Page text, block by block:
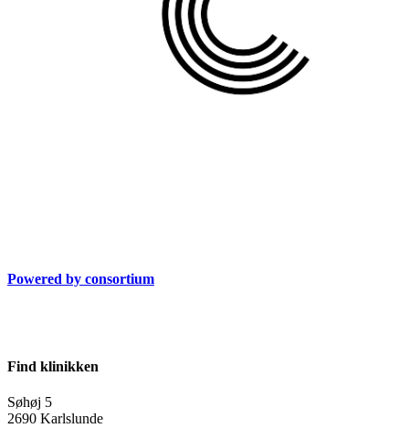
Powered by consortium
Find klinikken
Søhøj 5
2690 Karlslunde